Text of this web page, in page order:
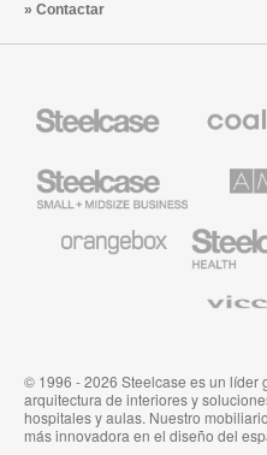
Contactar
Steelcase
Premium
Small
Business
Solutions
para
Industria
de
© 1996 - 2026 Steelcase es un líder
arquitectura de interiores y
hospitales y aulas. Nuestro
más innovadora en el diseño del